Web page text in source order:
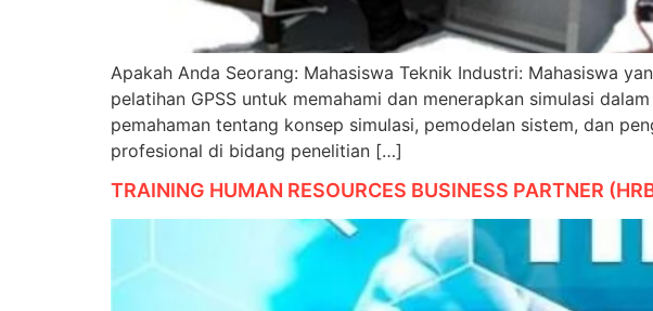
Apakah Anda Seorang: Mahasiswa Teknik Industri: Mahasiswa
pelatihan GPSS untuk memahami dan menerapkan simulasi
pemahaman tentang konsep simulasi, pemodelan sistem, dan
profesional di bidang penelitian […]
TRAINING HUMAN RESOURCES BUSINESS PARTNER